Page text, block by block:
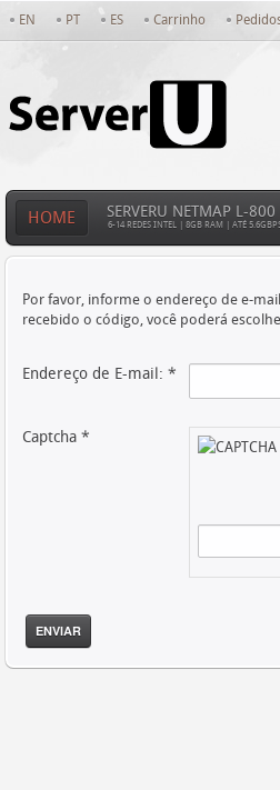
EN PT ES Carrinho
HOME SERVERU NETMAP L-800
6-14 REDES INTEL | 8GB RAM | ATÉ
Por favor, informe o endereço de e-
recebido o código, você poderá
Endereço de E-mail: *
Captcha *
ENVIAR